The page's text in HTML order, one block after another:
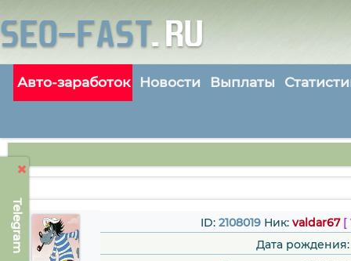
Telegram
Авто-заработок Новости Выплаты
ID: 2108019 Ник: valdar67 [
Дата рождения: